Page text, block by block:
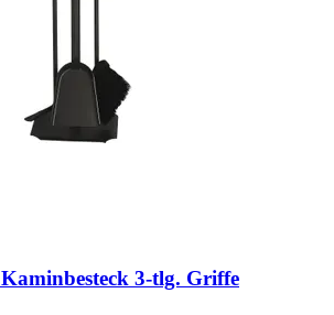
Kaminbesteck 3-​tlg. Griffe